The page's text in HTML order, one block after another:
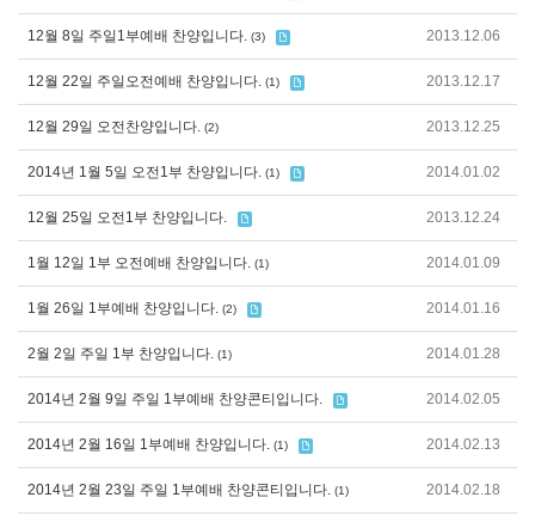
12월 8일 주일1부예배 찬양입니다. (3) 2013.12.06
12월 22일 주일오전예배 찬양입니다. (1) 2013.12.17
12월 29일 오전찬양입니다. (2) 2013.12.25
2014년 1월 5일 오전1부 찬양입니다. (1) 2014.01.02
12월 25일 오전1부 찬양입니다. 2013.12.24
1월 12일 1부 오전예배 찬양입니다. (1) 2014.01.09
1월 26일 1부예배 찬양입니다. (2) 2014.01.16
2월 2일 주일 1부 찬양입니다. (1) 2014.01.28
2014년 2월 9일 주일 1부예배 찬양콘티입니다. 2014.02.05
2014년 2월 16일 1부예배 찬양입니다. (1) 2014.02.13
2014년 2월 23일 주일 1부예배 찬양콘티입니다. (1) 2014.02.18